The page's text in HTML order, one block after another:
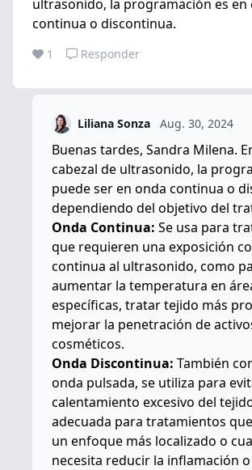
ultrasonido, la programación es en
continua o discontinua.
1 Responder
Liliana Sonza Aug. 30, 2024
Buenas tardes, Sandra Milena.
cabezal de ultrasonido, la
puede ser en onda continua o
dependiendo del objetivo del
Onda Continua: Se usa para
que requieren una exposición
continua al ultrasonido, como
aumentar la temperatura en
específicas, tratar tejido más
mejorar la penetración de
cosméticos.
Onda Discontinua: También
onda pulsada, se utiliza para
calentamiento excesivo del
adecuada para tratamientos
un enfoque más localizado o
necesita reducir la inflamación